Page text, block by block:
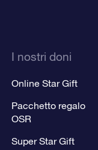
I nostri doni
Online Star Gift
Pacchetto regalo
OSR
Super Star Gift